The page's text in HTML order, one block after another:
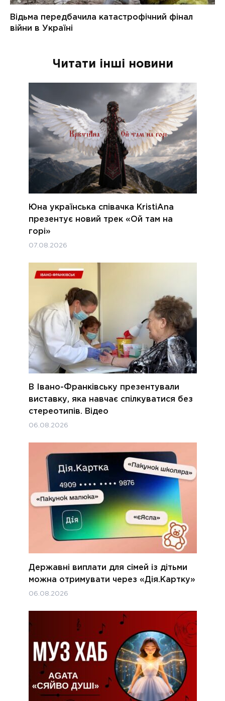
Читати інші новини
Юна українська співачка KristiAna
презентує новий трек «Ой там на
горі»
07.08.2026
В Івано-Франківську презентували
виставку, яка навчає спілкуватися без
стереотипів. Відео
06.08.2026
Державні виплати для сімей із дітьми
можна отримувати через «Дія.Картку»
06.08.2026